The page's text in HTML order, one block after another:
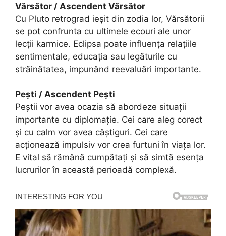
Vărsător / Ascendent Vărsător
Cu Pluto retrograd ieșit din zodia lor, Vărsătorii
se pot confrunta cu ultimele ecouri ale unor
lecții karmice. Eclipsa poate influența relațiile
sentimentale, educația sau legăturile cu
străinătatea, impunând reevaluări importante.
Pești / Ascendent Pești
Peștii vor avea ocazia să abordeze situații
importante cu diplomație. Cei care aleg corect
și cu calm vor avea câștiguri. Cei care
acționează impulsiv vor crea furtuni în viața lor.
E vital să rămână cumpătați și să simtă esența
lucrurilor în această perioadă complexă.